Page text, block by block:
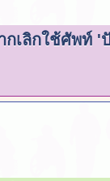
กเลิกใช้ศัพ